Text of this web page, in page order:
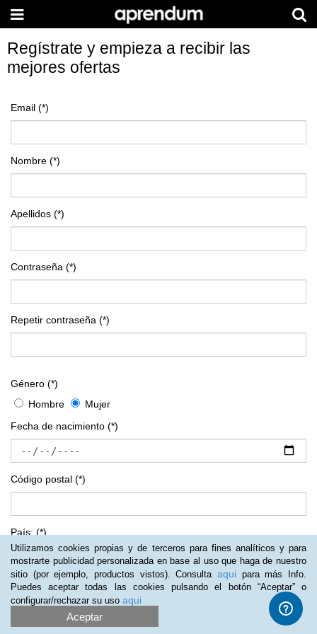
Regístrate y empieza a recibir las
mejores ofertas
Email (*)
Nombre (*)
Apellidos (*)
Contraseña (*)
Repetir contraseña (*)
Género (*)
Hombre
Mujer
Fecha de nacimiento (*)
Código postal (*)
País: (*)
Provincia:(*)
Utilizamos cookies propias y de terceros para fines analíticos y para
mostrarte publicidad personalizada en base al uso que haga de nuestro
sitio (por ejemplo, productos vistos). Consulta aqui para más Info.
Puedes aceptar todas las cookies pulsando el botón “Aceptar” o
configurar/rechazar su uso aqui
Aceptar